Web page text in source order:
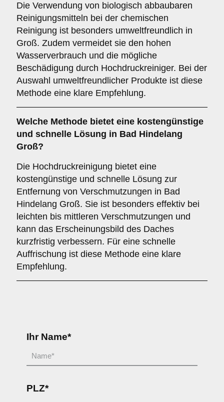
Die Verwendung von biologisch abbaubaren
Reinigungsmitteln bei der chemischen
Reinigung ist besonders umweltfreundlich in
Groß. Zudem vermeidet sie den hohen
Wasserverbrauch und die mögliche
Beschädigung durch Hochdruckreiniger. Bei der
Auswahl umweltfreundlicher Produkte ist diese
Methode eine klare Empfehlung.
Welche Methode bietet eine kostengünstige
und schnelle Lösung in Bad Hindelang
Groß?
Die Hochdruckreinigung bietet eine
kostengünstige und schnelle Lösung zur
Entfernung von Verschmutzungen in Bad
Hindelang Groß. Sie ist besonders effektiv bei
leichten bis mittleren Verschmutzungen und
kann das Erscheinungsbild des Daches
kurzfristig verbessern. Für eine schnelle
Auffrischung ist diese Methode eine klare
Empfehlung.
Ihr Name*
PLZ*